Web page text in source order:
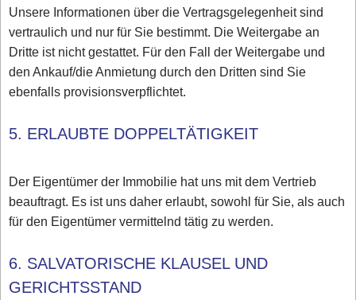
Unsere Informationen über die Vertragsgelegenheit sind
vertraulich und nur für Sie bestimmt. Die Weitergabe an
Dritte ist nicht gestattet. Für den Fall der Weitergabe und
den Ankauf/die Anmietung durch den Dritten sind Sie
ebenfalls provisionsverpflichtet.
5. ERLAUBTE DOPPELTÄTIGKEIT
Der Eigentümer der Immobilie hat uns mit dem Vertrieb
beauftragt. Es ist uns daher erlaubt, sowohl für Sie, als auch
für den Eigentümer vermittelnd tätig zu werden.
6. SALVATORISCHE KLAUSEL UND
GERICHTSSTAND